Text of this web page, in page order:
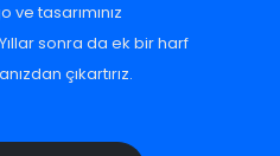
tasarımınız
sonra da ek bir harf
çıkartırız.